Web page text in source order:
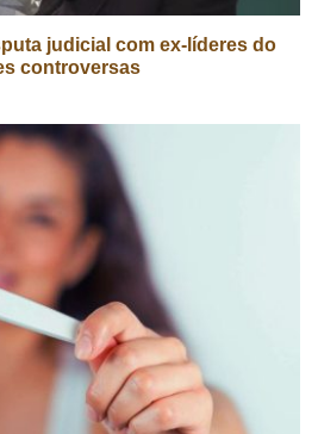
judicial com ex-líderes do
controversas